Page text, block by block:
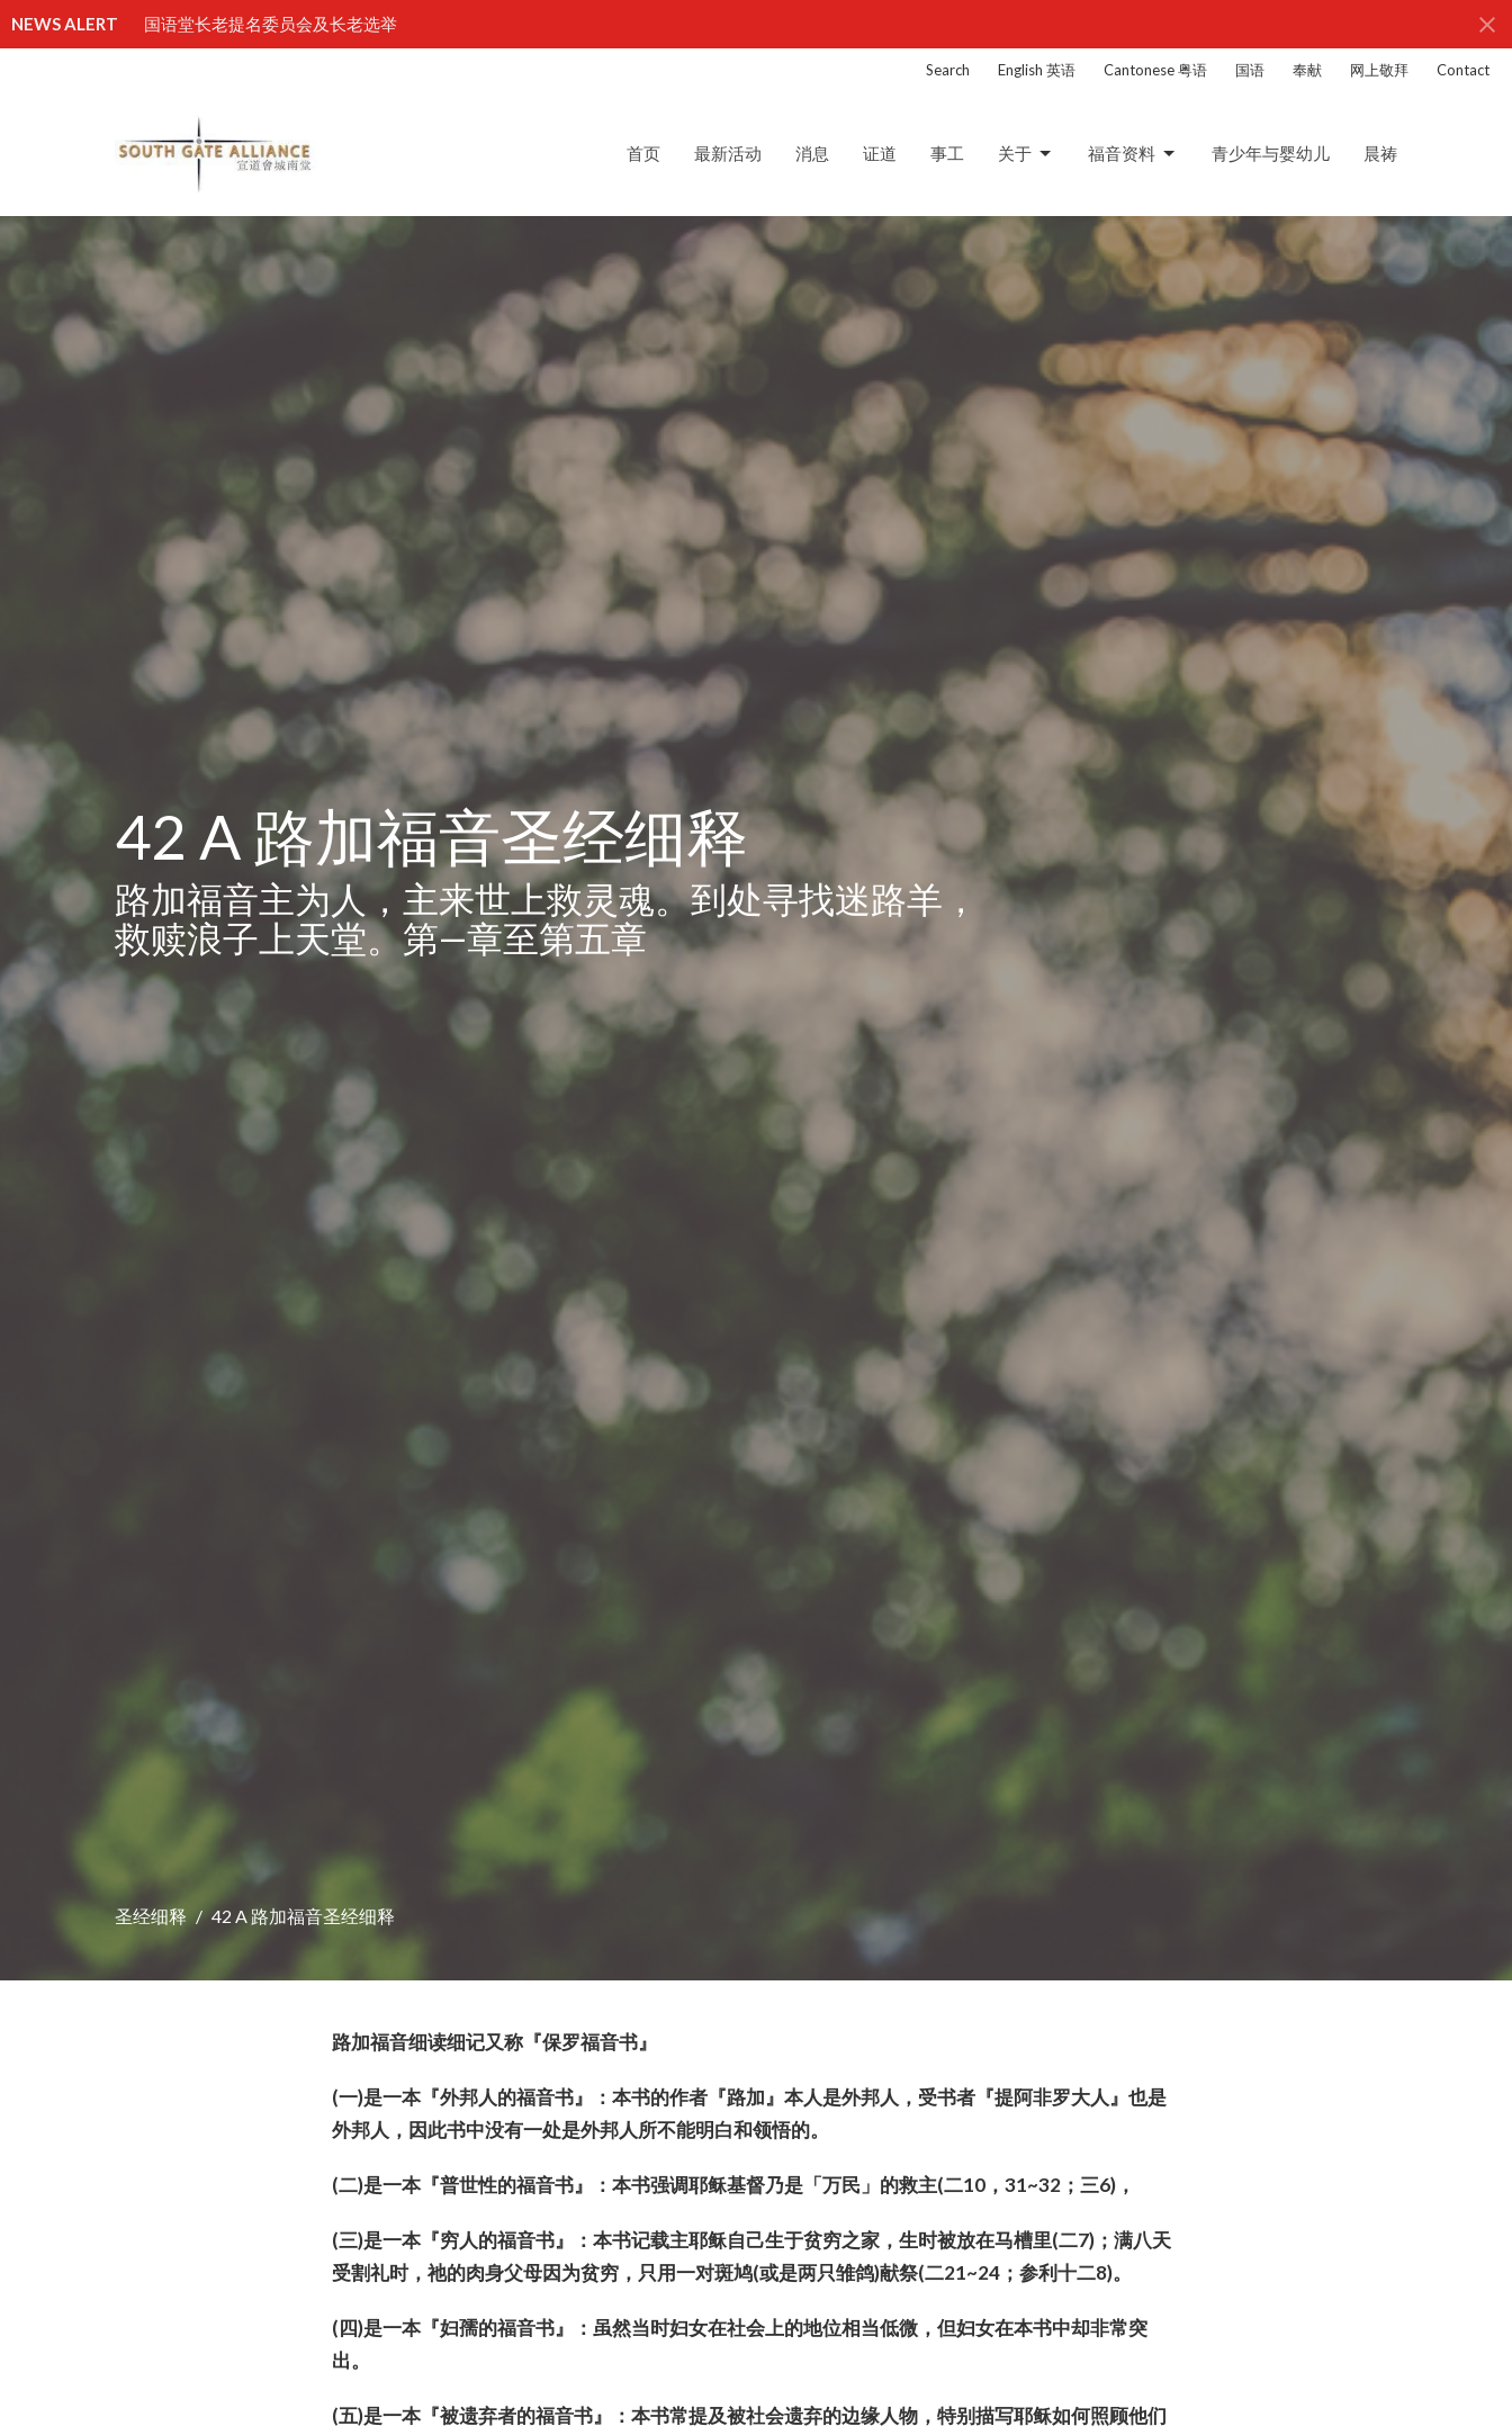
NEWS ALERT 国语堂长老提名委员会及长老选举
Search English 英语 Cantonese 粤语 国语 奉献 网上敬拜 Contact
首页 最新活动 消息 证道 事工 关于 福音资料 青少年与婴幼儿 晨祷
42 A 路加福音圣经细释
路加福音主为人，主来世上救灵魂。到处寻找迷路羊，
救赎浪子上天堂。第—章至第五章
圣经细释 42 A 路加福音圣经细释
路加福音细读细记又称『保罗福音书』
(一)是一本『外邦人的福音书』：本书的作者『路加』本人是外邦人，受书者『提阿非罗大人』也是
外邦人，因此书中没有一处是外邦人所不能明白和领悟的。
(二)是一本『普世性的福音书』：本书强调耶稣基督乃是「万民」的救主(二10 ，31~32 ；三6) ，
(三)是一本『穷人的福音书』：本书记载主耶稣自己生于贫穷之家，生时被放在马槽里(二7) ；满八天
受割礼时，祂的肉身父母因为贫穷 ，只用一对斑鸠(或是两只雏鸽)献祭(二21~24 ；参利十二8)。
(四)是一本『妇孺的福音书』：虽然当时妇女在社会上的地位相当低微，但妇女在本书中却非常突
出。
(五)是一本『被遗弃者的福音书』：本书常提及被社会遗弃的边缘人物，特别描写耶稣如何照顾他们